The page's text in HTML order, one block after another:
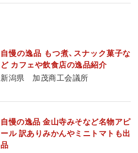
自慢の逸品 もつ煮、スナック菓子な
ど カフェや飲食店の逸品紹介
新潟県 加茂商工会議所
自慢の逸品 金山寺みそなど名物アピ
ール 訳ありみかんやミニトマトも出
品